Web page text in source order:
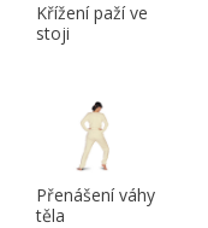
Křížení paží ve
stoji
Přenášení váhy
těla